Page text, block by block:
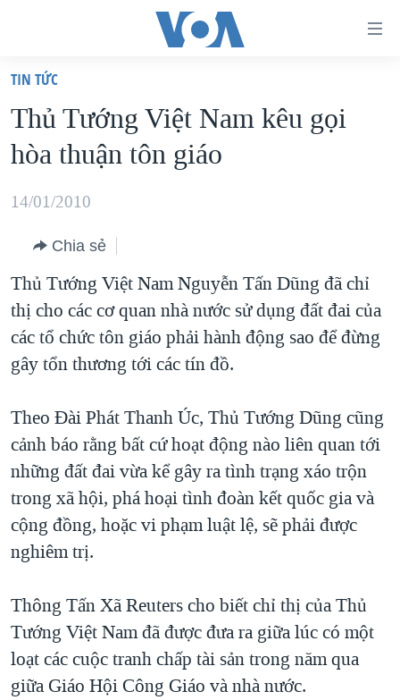
truy
cập
Tới
dung
chính
điều
hướng
chính
Đi
"Tìm"
VIỆT NAM
HOA KỲ
BIỂN ĐÔNG
BLOG
DIỄN ĐÀN
MỤC
TỰ DO BÁO CHÍ
NGƯỜI VIỆT HẢI NGOẠI
ĐỜI SỐNG
KINH TẾ
KHOA HỌC
SỨC KHOẺ
THỂ THAO
GIÁO DỤC
CHUYÊN ĐỀ
HÀNH TRÌNH BẦU CỬ 2024
MỘT NĂM CHIẾN TRANH TẠI DẢI GAZA
GIẢI MÃ VÀNH ĐAI & CON ĐƯỜNG
NGÀY TỊ NẠN THẾ GIỚI
TRỊNH VĨNH BÌNH - NGƯỜI HẠ 'BÊN THẮNG CUỘC'
GROUND ZERO – XƯA VÀ NAY
CHI PHÍ CHIẾN TRANH AFGHANISTAN
CÁC GIÁ TRỊ CỘNG HÒA Ở VIỆT NAM
THƯỢNG ĐỈNH TRUMP-KIM TẠI VIỆT NAM
VIDEO
NGHE
MẠNG XÃ HỘI
TIN TỨC
Thủ Tướng Việt Nam kêu gọi
hòa thuận tôn giáo
14/01/2010
Chia sẻ
Thủ Tướng Việt Nam Nguyễn Tấn Dũng đã chỉ
thị cho các cơ quan nhà nước sử dụng đất đai của
các tổ chức tôn giáo phải hành động sao để đừng
gây tổn thương tới các tín đồ.
Theo Đài Phát Thanh Úc, Thủ Tướng Dũng cũng
cảnh báo rằng bất cứ hoạt động nào liên quan tới
những đất đai vừa kể gây ra tình trạng xáo trộn
trong xã hội, phá hoại tình đoàn kết quốc gia và
cộng đồng, hoặc vi phạm luật lệ, sẽ phải được
nghiêm trị.
Thông Tấn Xã Reuters cho biết chỉ thị của Thủ
Tướng Việt Nam đã được đưa ra giữa lúc có một
loạt các cuộc tranh chấp tài sản trong năm qua
giữa Giáo Hội Công Giáo và nhà nước.